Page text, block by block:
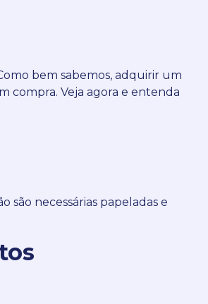
bem sabemos, adquirir um
compra. Veja agora e entenda
são necessárias papeladas e